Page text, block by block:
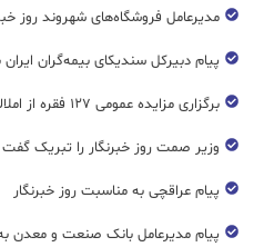
مدیرعامل فروشگاه‌های شهروند روز
پیام دبیرکل سندیکای بیمه‌گران
برگزاری مزایده عمومی ۱۲۷ فقره از املاك مازاد بانك ملت
وزیر صمت روز خبرنگار را تبریک گفت
پیام عراقچی به مناسبت روز خبرنگار
پیام مدیرعامل بانک صنعت و معدن